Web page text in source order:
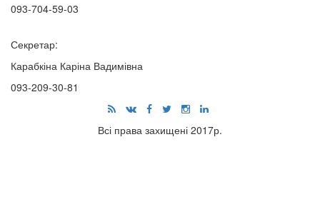
093-704-59-03
Секретар:
Карабкіна Каріна Вадимівна
093-209-30-81
Всі права захищені 2017р.